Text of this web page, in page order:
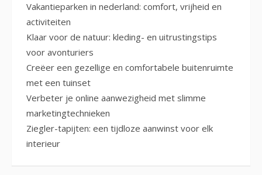
Vakantieparken in nederland: comfort, vrijheid en
activiteiten
Klaar voor de natuur: kleding- en uitrustingstips
voor avonturiers
Creëer een gezellige en comfortabele buitenruimte
met een tuinset
Verbeter je online aanwezigheid met slimme
marketingtechnieken
Ziegler-tapijten: een tijdloze aanwinst voor elk
interieur